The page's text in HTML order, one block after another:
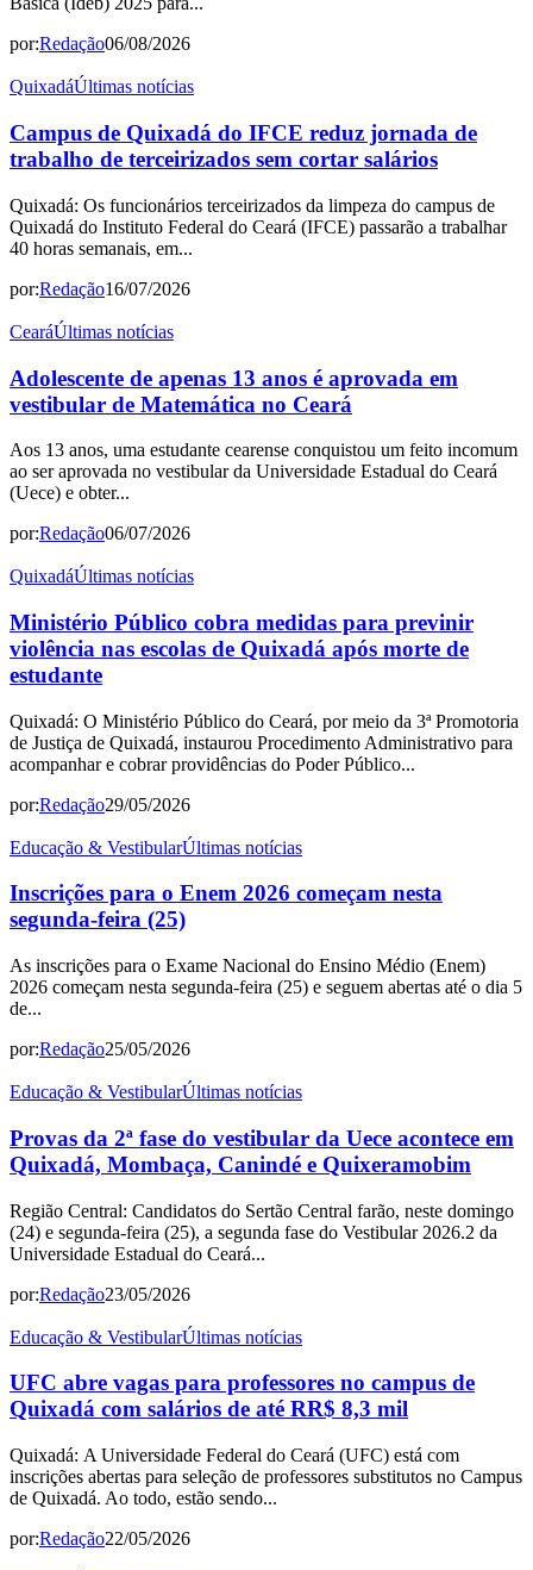
por:Redação06/08/2026
QuixadáÚltimas notícias
Campus de Quixadá do IFCE reduz jornada de
trabalho de terceirizados sem cortar salários
Quixadá: Os funcionários terceirizados da limpeza do campus de
Quixadá do Instituto Federal do Ceará (IFCE) passarão a trabalhar
40 horas semanais, em...
por:Redação16/07/2026
CearáÚltimas notícias
Adolescente de apenas 13 anos é aprovada em
vestibular de Matemática no Ceará
Aos 13 anos, uma estudante cearense conquistou um feito incomum
ao ser aprovada no vestibular da Universidade Estadual do Ceará
(Uece) e obter...
por:Redação06/07/2026
QuixadáÚltimas notícias
Ministério Público cobra medidas para previnir
violência nas escolas de Quixadá após morte de
estudante
Quixadá: O Ministério Público do Ceará, por meio da 3ª Promotoria
de Justiça de Quixadá, instaurou Procedimento Administrativo para
acompanhar e cobrar providências do Poder Público...
por:Redação29/05/2026
Educação & VestibularÚltimas notícias
Inscrições para o Enem 2026 começam nesta
segunda-feira (25)
As inscrições para o Exame Nacional do Ensino Médio (Enem)
2026 começam nesta segunda-feira (25) e seguem abertas até o dia 5
de...
por:Redação25/05/2026
Educação & VestibularÚltimas notícias
Provas da 2ª fase do vestibular da Uece acontece em
Quixadá, Mombaça, Canindé e Quixeramobim
Região Central: Candidatos do Sertão Central farão, neste domingo
(24) e segunda-feira (25), a segunda fase do Vestibular 2026.2 da
Universidade Estadual do Ceará...
por:Redação23/05/2026
Educação & VestibularÚltimas notícias
UFC abre vagas para professores no campus de
Quixadá com salários de até RR$ 8,3 mil
Quixadá: A Universidade Federal do Ceará (UFC) está com
inscrições abertas para seleção de professores substitutos no Campus
de Quixadá. Ao todo, estão sendo...
por:Redação22/05/2026